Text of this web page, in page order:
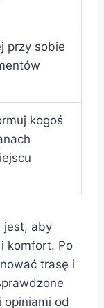
przy sobie
kogoś
jest, aby
komfort. Po
trasę i
od